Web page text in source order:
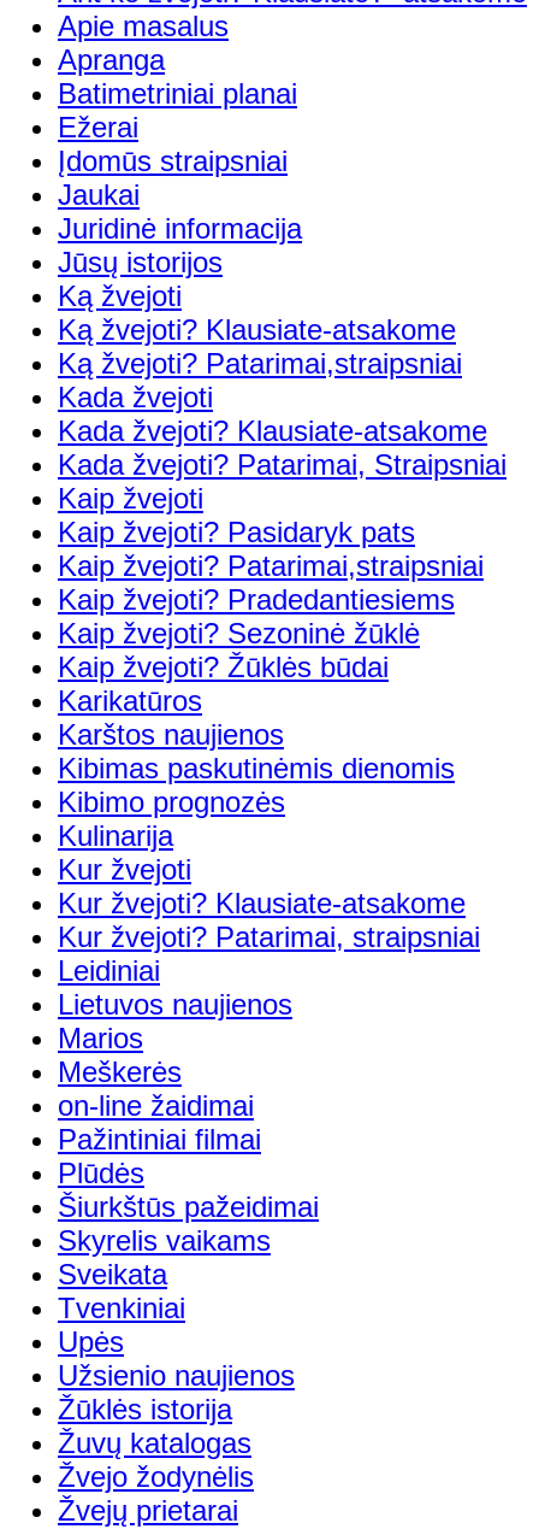
Apie masalus
Apranga
Batimetriniai planai
Ežerai
Įdomūs straipsniai
Jaukai
Juridinė informacija
Jūsų istorijos
Ką žvejoti
Ką žvejoti? Klausiate-atsakome
Ką žvejoti? Patarimai,straipsniai
Kada žvejoti
Kada žvejoti? Klausiate-atsakome
Kada žvejoti? Patarimai, Straipsniai
Kaip žvejoti
Kaip žvejoti? Pasidaryk pats
Kaip žvejoti? Patarimai,straipsniai
Kaip žvejoti? Pradedantiesiems
Kaip žvejoti? Sezoninė žūklė
Kaip žvejoti? Žūklės būdai
Karikatūros
Karštos naujienos
Kibimas paskutinėmis dienomis
Kibimo prognozės
Kulinarija
Kur žvejoti
Kur žvejoti? Klausiate-atsakome
Kur žvejoti? Patarimai, straipsniai
Leidiniai
Lietuvos naujienos
Marios
Meškerės
on-line žaidimai
Pažintiniai filmai
Plūdės
Šiurkštūs pažeidimai
Skyrelis vaikams
Sveikata
Tvenkiniai
Upės
Užsienio naujienos
Žūklės istorija
Žuvų katalogas
Žvejo žodynėlis
Žvejų prietarai